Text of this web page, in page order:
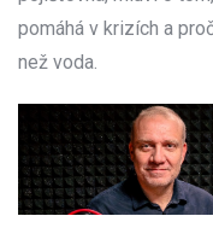
pomáhá v krizích a
než voda.